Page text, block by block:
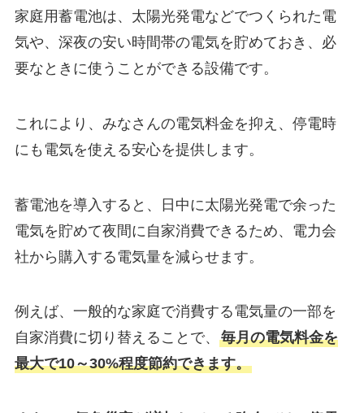
家庭用蓄電池は、太陽光発電などでつくられた電
気や、深夜の安い時間帯の電気を貯めておき、必
要なときに使うことができる設備です。
これにより、みなさんの電気料金を抑え、停電時
にも電気を使える安心を提供します。
蓄電池を導入すると、日中に太陽光発電で余った
電気を貯めて夜間に自家消費できるため、電力会
社から購入する電気量を減らせます。
例えば、一般的な家庭で消費する電気量の一部を
自家消費に切り替えることで、 毎月の電気料金を
最大で10～30%程度節約できます。